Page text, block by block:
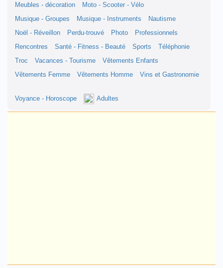
Meubles - décoration
Moto - Scooter - Vélo
Musique - Groupes
Musique - Instruments
Nautisme
Noël - Réveillon
Perdu-trouvé Photo
Professionnels
Rencontres
Santé - Fitness - Beauté Sports
Téléphonie
Troc
Vacances - Tourisme
Vêtements Enfants
Vêtements Femme
Vêtements Homme Vins et Gastronomie
Voyance - Horoscope Adultes